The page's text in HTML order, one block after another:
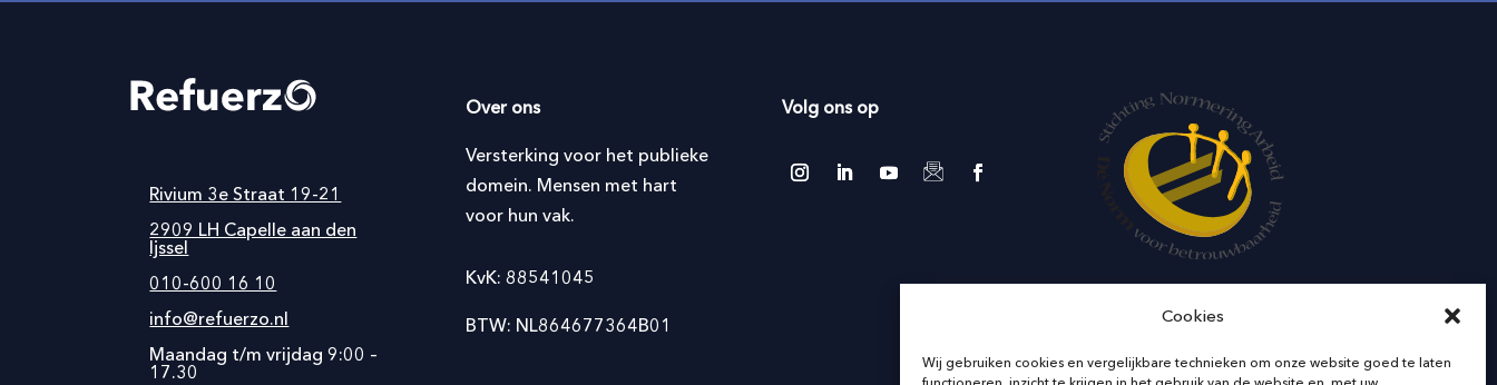
Cookies
Wij gebruiken cookies en vergelijkbare technieken om onze website goed te laten
Rivium 3e Straat 19-21
2909 LH Capelle aan den
Ijssel
010-600 16 10
info@refuerzo.nl
Maandag t/m vrijdag 9:00 –
17.30
Over ons
Versterking voor het publieke
domein. Mensen met hart
voor hun vak.
KvK: 88541045
BTW: NL864677364B01
Volg ons op